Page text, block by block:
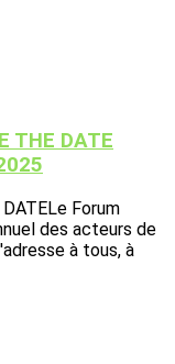
THE DATE
Forum
des acteurs de
à tous, à